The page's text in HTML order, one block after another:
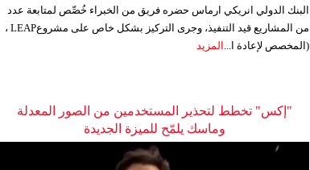
البنك الدولي انريكي ارماس حضره فريق من الخبراء خُصِّص لمتابعة عدد
من المشاريع قيد التنفيذ، وجرى التركيز بشكل خاص على مشروعLEAP ،
(المخصص لإعادة ا... المزيد
"إكس" تخطط لتحذير المستخدمين من الصور المعدلة
وماسك يلمّح للميزة الجديدة